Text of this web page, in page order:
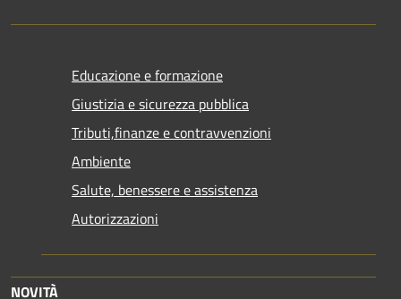
Educazione e formazione
Giustizia e sicurezza pubblica
Tributi,finanze e contravvenzioni
Ambiente
Salute, benessere e assistenza
Autorizzazioni
NOVITÀ